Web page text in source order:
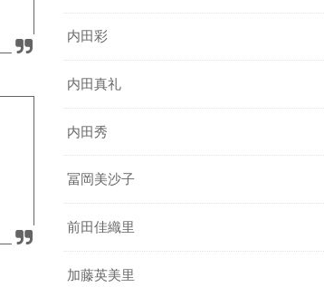
内田彩
内田真礼
内田秀
冨岡美沙子
前田佳織里
加藤英美里